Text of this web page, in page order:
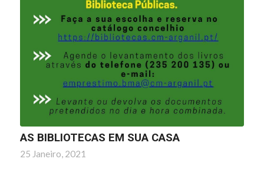
AS BIBLIOTECAS EM SUA CASA
25 Janeiro, 2021